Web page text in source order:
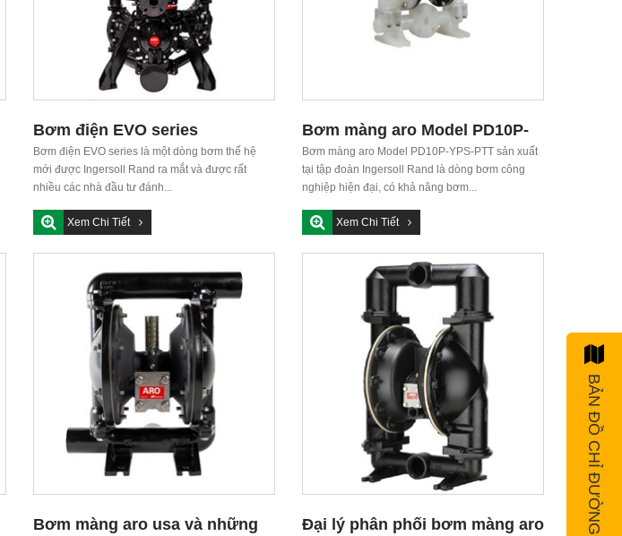
Bơm điện EVO series
Bơm điện EVO series là một dòng bơm thế hệ
mới được Ingersoll Rand ra mắt và được rất
nhiều các nhà đầu tư đánh...
Xem Chi Tiết
Bơm màng aro Model PD10P-
YPS-PTT
Bơm màng aro Model PD10P-YPS-PTT sản xuất
tại tập đoàn Ingersoll Rand là dòng bơm công
nghiệp hiện đại, có khả năng bơm...
Xem Chi Tiết
Bơm màng aro usa và những
Đại lý phân phối bơm màng aro
BẢN ĐỒ CHỈ ĐƯỜNG